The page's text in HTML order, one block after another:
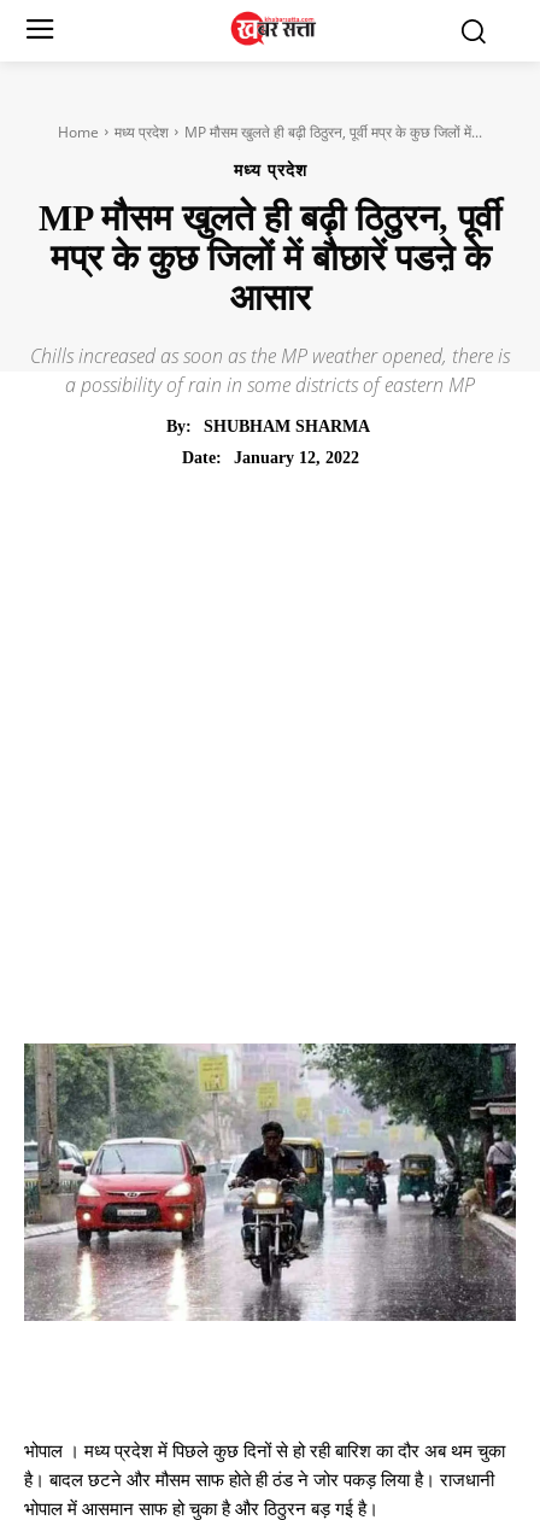
Home मध्य प्रदेश MP मौसम खुलते ही बढ़ी ठिठुरन, पूर्वी मप्र के कुछ जिलों में...
मध्य प्रदेश
MP मौसम खुलते ही बढ़ी ठिठुरन, पूर्वी
मप्र के कुछ जिलों में बौछारें पडऩे के
आसार
Chills increased as soon as the MP weather opened, there is
a possibility of rain in some districts of eastern MP
By:
SHUBHAM SHARMA
Date:
January 12, 2022
भोपाल । मध्य प्रदेश में पिछले कुछ दिनों से हो रही बारिश का दौर अब थम चुका
है। बादल छटने और मौसम साफ होते ही ठंड ने जोर पकड़ लिया है। राजधानी
भोपाल में आसमान साफ हो चुका है और ठिठुरन बड़ गई है।